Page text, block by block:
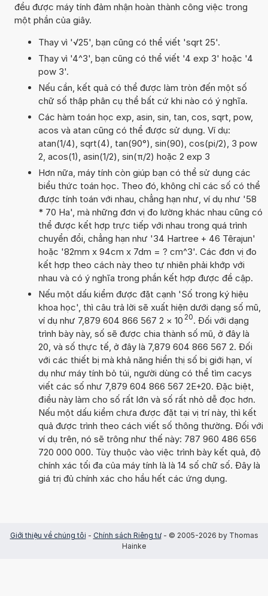
đều được máy tính đảm nhận hoàn thành công việc trong
một phần của giây.
Thay vì '√25', bạn cũng có thể viết 'sqrt 25'.
Thay vì '4^3', bạn cũng có thể viết '4 exp 3' hoặc '4
pow 3'.
Nếu cần, kết quả có thể được làm tròn đến một số
chữ số thập phân cụ thể bất cứ khi nào có ý nghĩa.
Các hàm toán học exp, asin, sin, tan, cos, sqrt, pow,
acos và atan cũng có thể được sử dụng. Ví dụ:
atan(1/4), sqrt(4), tan(90°), sin(90), cos(pi/2), 3 pow
2, acos(1), asin(1/2), sin(π/2) hoặc 2 exp 3
Hơn nữa, máy tính còn giúp bạn có thể sử dụng các
biểu thức toán học. Theo đó, không chỉ các số có thể
được tính toán với nhau, chẳng hạn như, ví dụ như '58
* 70 Ha', mà những đơn vị đo lường khác nhau cũng có
thể được kết hợp trực tiếp với nhau trong quá trình
chuyển đổi, chẳng hạn như '34 Hartree + 46 Têrajun'
hoặc '82mm x 94cm x 7dm = ? cm^3'. Các đơn vị đo
kết hợp theo cách này theo tự nhiên phải khớp với
nhau và có ý nghĩa trong phần kết hợp được đề cập.
Nếu một dấu kiểm được đặt cạnh 'Số trong ký hiệu
khoa học', thì câu trả lời sẽ xuất hiện dưới dạng số mũ,
ví dụ như 7,879 604 866 567 2 × 10 20. Đối với dạng
trình bày này, số sẽ được chia thành số mũ, ở đây là
20, và số thực tế, ở đây là 7,879 604 866 567 2. Đối
với các thiết bị mà khả năng hiển thị số bị giới hạn, ví
dụ như máy tính bỏ túi, người dùng có thể tìm cacys
viết các số như 7,879 604 866 567 2E+20. Đặc biệt,
điều này làm cho số rất lớn và số rất nhỏ dễ đọc hơn.
Nếu một dấu kiểm chưa được đặt tại vị trí này, thì kết
quả được trình theo cách viết số thông thường. Đối với
ví dụ trên, nó sẽ trông như thế này: 787 960 486 656
720 000 000. Tùy thuộc vào việc trình bày kết quả, độ
chính xác tối đa của máy tính là là 14 số chữ số. Đây là
giá trị đủ chính xác cho hầu hết các ứng dụng.
Giới thiệu về chúng tôi - Chính sách Riêng tư- © 2005-2026 by Thomas
Hainke